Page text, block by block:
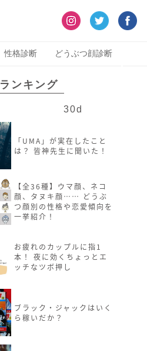
性格診断 どうぶつ顔診断
ランキング
30d
「UMA」が実在したこと
は？ 皆神先生に聞いた！
【全36種】ウマ顔、ネコ
顔、タヌキ顔…… どうぶ
つ顔別の性格や恋愛傾向を
一挙紹介！
お疲れのカップルに指1
本！ 夜に効くちょっとエ
ッチなツボ押し
ブラック・ジャックはいく
ら稼いだか？